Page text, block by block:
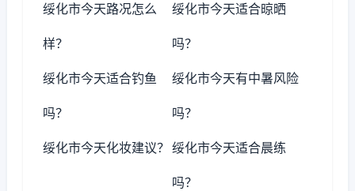
绥化市今天路况怎么
样？
绥化市今天适合晾晒
吗？
绥化市今天适合钓鱼
吗？
绥化市今天有中暑风险
吗？
绥化市今天化妆建议？ 绥化市今天适合晨练
吗？